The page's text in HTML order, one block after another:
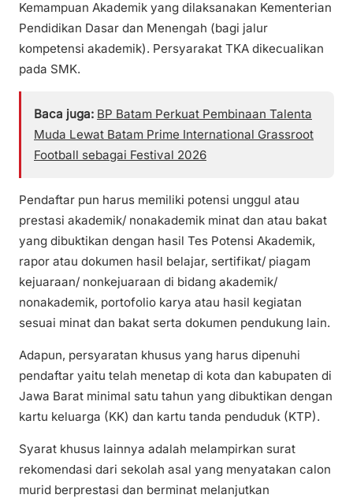
Kemampuan Akademik yang dilaksanakan Kementerian
Pendidikan Dasar dan Menengah (bagi jalur
kompetensi akademik). Persyarakat TKA dikecualikan
pada SMK.
Baca juga: BP Batam Perkuat Pembinaan Talenta
Muda Lewat Batam Prime International Grassroot
Football sebagai Festival 2026
Pendaftar pun harus memiliki potensi unggul atau
prestasi akademik/ nonakademik minat dan atau bakat
yang dibuktikan dengan hasil Tes Potensi Akademik,
rapor atau dokumen hasil belajar, sertifikat/ piagam
kejuaraan/ nonkejuaraan di bidang akademik/
nonakademik, portofolio karya atau hasil kegiatan
sesuai minat dan bakat serta dokumen pendukung lain.
Adapun, persyaratan khusus yang harus dipenuhi
pendaftar yaitu telah menetap di kota dan kabupaten di
Jawa Barat minimal satu tahun yang dibuktikan dengan
kartu keluarga (KK) dan kartu tanda penduduk (KTP).
Syarat khusus lainnya adalah melampirkan surat
rekomendasi dari sekolah asal yang menyatakan calon
murid berprestasi dan berminat melanjutkan